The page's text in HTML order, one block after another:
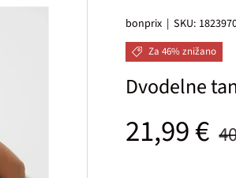
bonprix |SKU:
Za 46% znižano
Dvodelne
Prodajna
21,99 €